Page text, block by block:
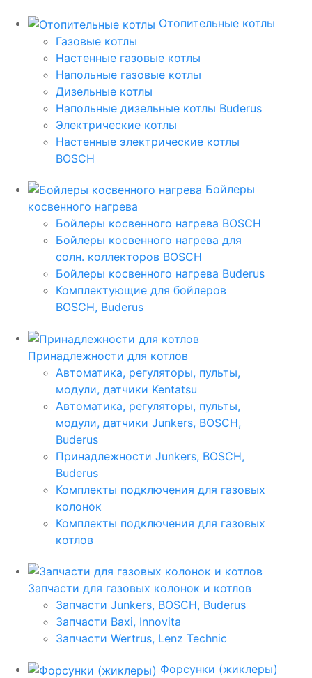
Отопительные котлы
Газовые котлы
Настенные газовые котлы
Напольные газовые котлы
Дизельные котлы
Напольные дизельные котлы Buderus
Электрические котлы
Настенные электрические котлы
BOSCH
Бойлеры
косвенного нагрева
Бойлеры косвенного нагрева BOSCH
Бойлеры косвенного нагрева для
солн. коллекторов BOSCH
Бойлеры косвенного нагрева Buderus
Комплектующие для бойлеров
BOSCH, Buderus
Принадлежности для котлов
Автоматика, регуляторы, пульты,
модули, датчики Kentatsu
Автоматика, регуляторы, пульты,
модули, датчики Junkers, BOSCH,
Buderus
Принадлежности Junkers, BOSCH,
Buderus
Комплекты подключения для газовых
колонок
Комплекты подключения для газовых
котлов
Запчасти для газовых колонок и котлов
Запчасти Junkers, BOSCH, Buderus
Запчасти Baxi, Innovita
Запчасти Wertrus, Lenz Technic
Форсунки (жиклеры)